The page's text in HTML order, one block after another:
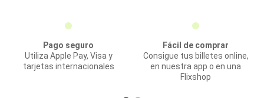
Pago seguro
Utiliza Apple Pay, Visa y
tarjetas internacionales
Fácil de comprar
Consigue tus billetes online,
en nuestra app o en una
Flixshop